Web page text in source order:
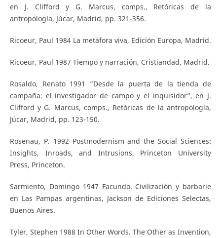
en J. Clifford y G. Marcus, comps., Retóricas de la
antropología, Júcar, Madrid, pp. 321-356.
Ricoeur, Paul 1984 La metáfora viva, Edición Europa, Madrid.
Ricoeur, Paul 1987 Tiempo y narración, Cristiandad, Madrid.
Rosaldo, Renato 1991 “Desde la puerta de la tienda de
campaña: el investigador de campo y el inquisidor”, en J.
Clifford y G. Marcus, comps., Retóricas de la antropología,
Júcar, Madrid, pp. 123-150.
Rosenau, P. 1992 Postmodernism and the Social Sciences:
Insights, Inroads, and Intrusions, Princeton University
Press, Princeton.
Sarmiento, Domingo 1947 Facundo. Civilización y barbarie
en Las Pampas argentinas, Jackson de Ediciones Selectas,
Buenos Aires.
Tyler, Stephen 1988 In Other Words. The Other as Invention,